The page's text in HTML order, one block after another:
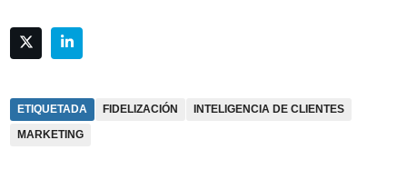
ETIQUETADA FIDELIZACIÓN
INTELIGENCIA DE CLIENTES
MARKETING